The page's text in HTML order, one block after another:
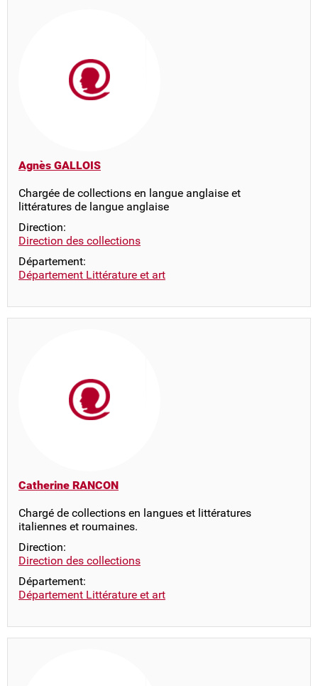
Agnès GALLOIS
Chargée de collections en langue anglaise et
littératures de langue anglaise
Direction:
Direction des collections
Département:
Département Littérature et art
Catherine RANCON
Chargé de collections en langues et littératures
italiennes et roumaines.
Direction:
Direction des collections
Département:
Département Littérature et art